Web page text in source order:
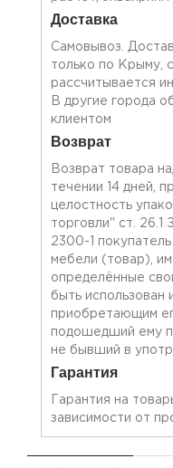
Доставка
Самовывоз.
только по Крыму,
рассчитывается
В другие города
клиентом
Возврат
Возврат товара
течении 14 дней,
целостность
торговли" ст. 26.1
2300-1
мебели (товар),
определённые
быть использован
приобретающим
подошедший eмy
не бывший в
Гарантия
Гарантия на
зависимости от